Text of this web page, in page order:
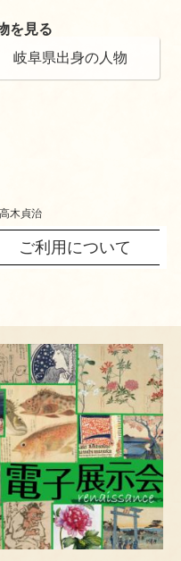
を見る
岐阜県出身の人物
高木貞治
ご利用について